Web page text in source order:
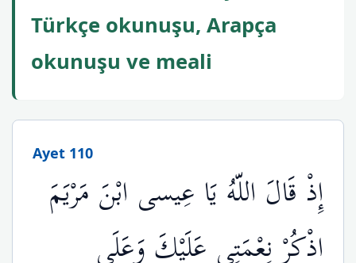
Türkçe okunuşu, Arapça
okunuşu ve meali
Ayet 110
إِذْ قَالَ اللّهُ يَا عِيسى ابْنَ مَرْيَمَ
اذْكُرْ نِعْمَتِي عَلَيْكَ وَعَلَى